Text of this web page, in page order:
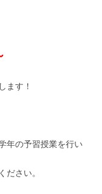
ます！
年の予習授業を行い
ださい。